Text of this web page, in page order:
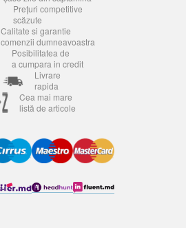
Prețuri competitive
scăzute
Calitate si garantie
comenzii dumneavoastra
Posibilitatea de
a cumpara in credit
Livrare
rapida
Cea mai mare
listă de articole